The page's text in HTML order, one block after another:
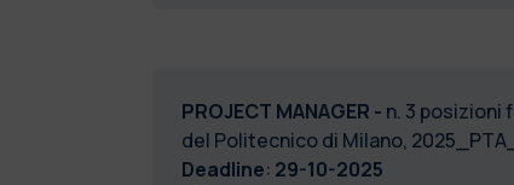
PROJECT MANAGER - n. 3 posizioni
del Politecnico di Milano,
Deadline: 29-10-2025